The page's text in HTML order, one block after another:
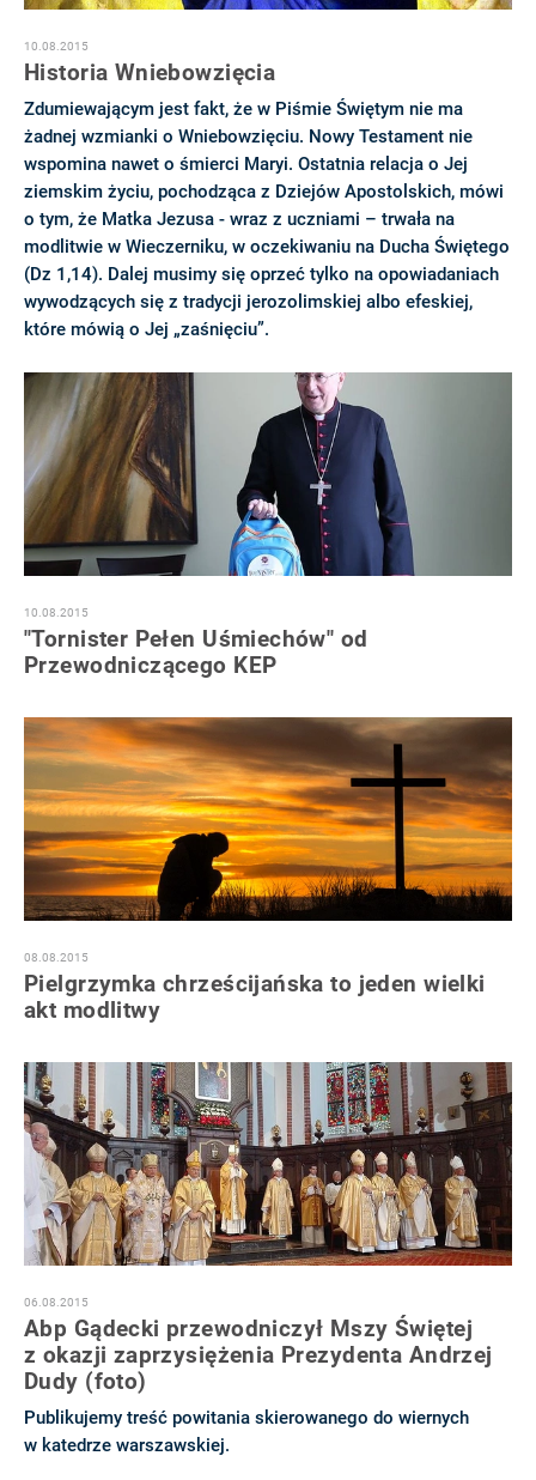
10.08.2015
Historia Wniebowzięcia
Zdumiewającym jest fakt, że w Piśmie Świętym nie ma
żadnej wzmianki o Wniebowzięciu. Nowy Testament nie
wspomina nawet o śmierci Maryi. Ostatnia relacja o Jej
ziemskim życiu, pochodząca z Dziejów Apostolskich, mówi
o tym, że Matka Jezusa - wraz z uczniami – trwała na
modlitwie w Wieczerniku, w oczekiwaniu na Ducha Świętego
(Dz 1,14). Dalej musimy się oprzeć tylko na opowiadaniach
wywodzących się z tradycji jerozolimskiej albo efeskiej,
które mówią o Jej „zaśnięciu”.
10.08.2015
"Tornister Pełen Uśmiechów" od
Przewodniczącego KEP
08.08.2015
Pielgrzymka chrześcijańska to jeden wielki
akt modlitwy
06.08.2015
Abp Gądecki przewodniczył Mszy Świętej
z okazji zaprzysiężenia Prezydenta Andrzej
Dudy (foto)
Publikujemy treść powitania skierowanego do wiernych
w katedrze warszawskiej.